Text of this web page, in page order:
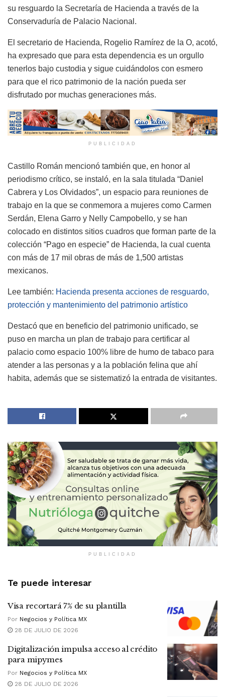
su resguardo la Secretaría de Hacienda a través de la
Conservaduría de Palacio Nacional.
El secretario de Hacienda, Rogelio Ramírez de la O, acotó,
ha expresado que para esta dependencia es un orgullo
tenerlos bajo custodia y sigue cuidándolos con esmero
para que el rico patrimonio de la nación pueda ser
disfrutado por muchas generaciones más.
PUBLICIDAD
Castillo Román mencionó también que, en honor al
periodismo crítico, se instaló, en la sala titulada “Daniel
Cabrera y Los Olvidados”, un espacio para reuniones de
trabajo en la que se conmemora a mujeres como Carmen
Serdán, Elena Garro y Nelly Campobello, y se han
colocado en distintos sitios cuadros que forman parte de la
colección “Pago en especie” de Hacienda, la cual cuenta
con más de 17 mil obras de más de 1,500 artistas
mexicanos.
Lee también: Hacienda presenta acciones de resguardo,
protección y mantenimiento del patrimonio artístico
Destacó que en beneficio del patrimonio unificado, se
puso en marcha un plan de trabajo para certificar al
palacio como espacio 100% libre de humo de tabaco para
atender a las personas y a la población felina que ahí
habita, además que se sistematizó la entrada de visitantes.
PUBLICIDAD
Te puede interesar
Visa recortará 7% de su plantilla
Por Negocios y Política MX
28 DE JULIO DE 2026
Digitalización impulsa acceso al crédito
para mipymes
Por Negocios y Política MX
28 DE JULIO DE 2026